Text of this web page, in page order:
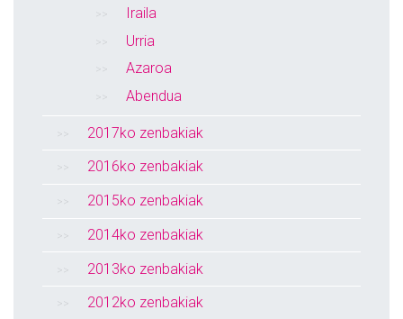
Iraila
Urria
Azaroa
Abendua
2017ko zenbakiak
2016ko zenbakiak
2015ko zenbakiak
2014ko zenbakiak
2013ko zenbakiak
2012ko zenbakiak